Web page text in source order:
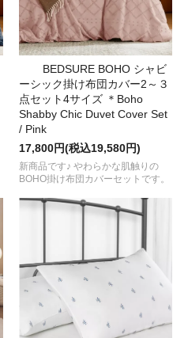
BEDSURE BOHO シャビ
ーシック掛け布団カバー2～３
点セット4サイズ ＊Boho
Shabby Chic Duvet Cover Set
/ Pink
17,800円(税込19,580円)
新商品です♪ やわらかな肌触りの
BOHO掛け布団カバーセットです。